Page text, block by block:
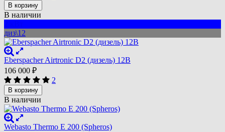
В корзину
В наличии
диз\12
Eberspacher Airtronic D2 (дизель) 12B
106 000 ₽
2
В корзину
В наличии
Webasto Thermo E 200 (Spheros)